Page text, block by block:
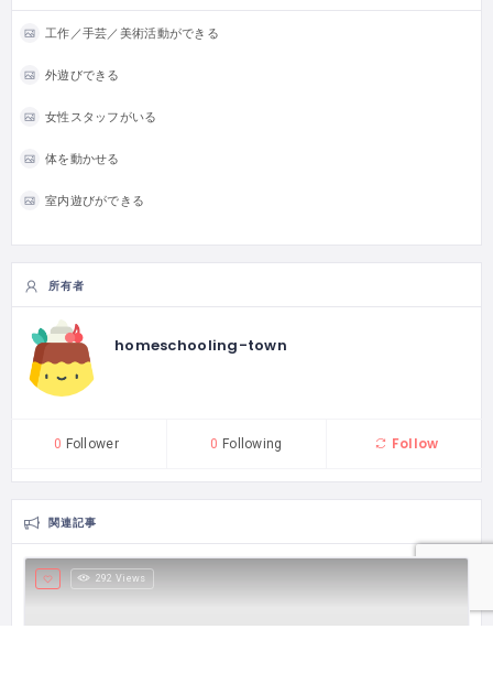
工作／手芸／美術活動ができる
外遊びできる
女性スタッフがいる
体を動かせる
室内遊びができる
所有者
homeschooling-town
0 Follower 0 Following Follow
関連記事
292 Views